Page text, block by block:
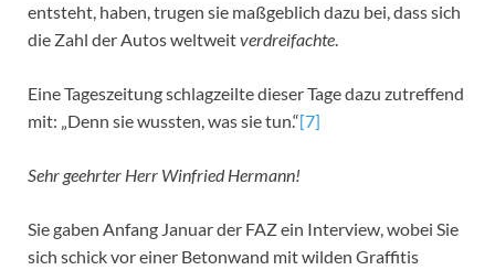
entsteht, haben, trugen sie maßgeblich dazu bei, dass sich
die Zahl der Autos weltweitverdreifachte.
Eine Tageszeitung schlagzeilte dieser Tage dazu zutreffend
mit: „Denn sie wussten, was sie tun.“[7]
Sehr geehrter Herr Winfried Hermann!
Sie gaben Anfang Januar der FAZ ein Interview, wobei Sie
sich schick vor einer Betonwand mit wilden Graffitis